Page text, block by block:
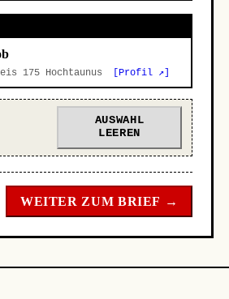
175 Hochtaunus [Profil ↗]
AUSWAHL
LEEREN
WEITER ZUM BRIEF →